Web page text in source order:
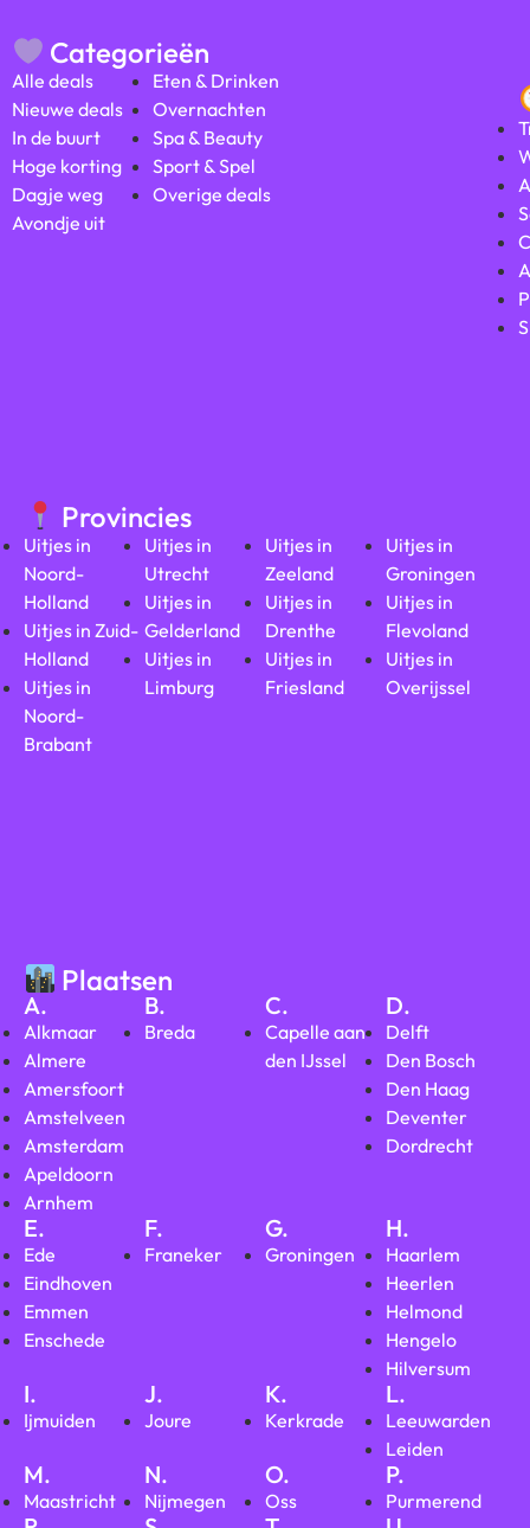
Categorieën
Alle deals
Nieuwe deals
In de buurt
Hoge korting
Dagje weg
Avondje uit
Eten & Drinken
Overnachten
Spa & Beauty
Sport & Spel
Overige deals
Provincies
Uitjes in
Noord-
Holland
Uitjes in Zuid-
Holland
Uitjes in
Noord-
Brabant
Uitjes in
Utrecht
Uitjes in
Gelderland
Uitjes in
Limburg
Uitjes in
Zeeland
Uitjes in
Drenthe
Uitjes in
Friesland
Uitjes in
Groningen
Uitjes in
Flevoland
Uitjes in
Overijssel
Plaatsen
A.
Alkmaar
Almere
Amersfoort
Amstelveen
Amsterdam
Apeldoorn
Arnhem
B.
Breda
C.
Capelle aan
den IJssel
D.
Delft
Den Bosch
Den Haag
Deventer
Dordrecht
E.
Ede
Eindhoven
Emmen
Enschede
F.
Franeker
G.
Groningen
H.
Haarlem
Heerlen
Helmond
Hengelo
Hilversum
I.
Ijmuiden
J.
Joure
K.
Kerkrade
L.
Leeuwarden
Leiden
M.
Maastricht
N.
Nijmegen
O.
Oss
P.
Purmerend